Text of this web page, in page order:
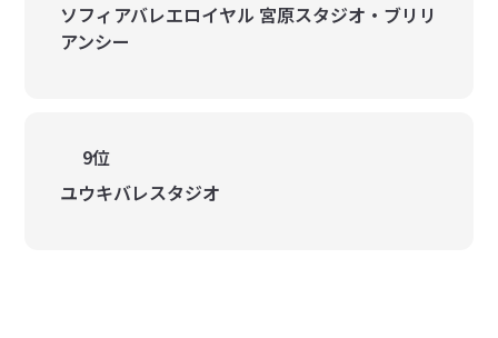
ソフィアバレエロイヤル 宮原スタジオ・ブリリ
アンシー
9位
ユウキバレスタジオ